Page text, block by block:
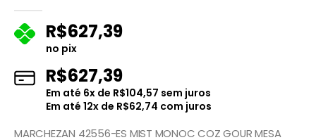
R$627,39
no pix
R$627,39
Em até 6x de R$104,57 sem juros
Em até 12x de R$62,74 com juros
MARCHEZAN 42556-ES MIST MONOC COZ GOUR MESA